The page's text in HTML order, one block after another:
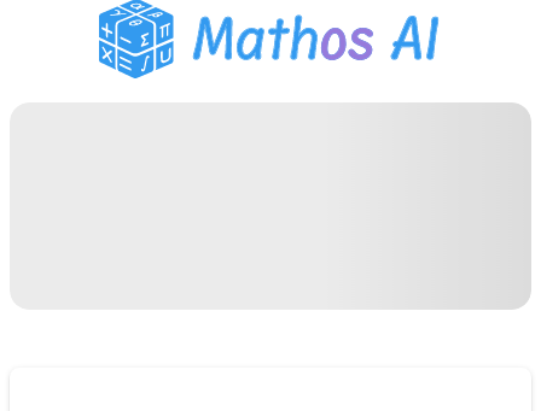
PDF Läxhjälp
Studieverktyg